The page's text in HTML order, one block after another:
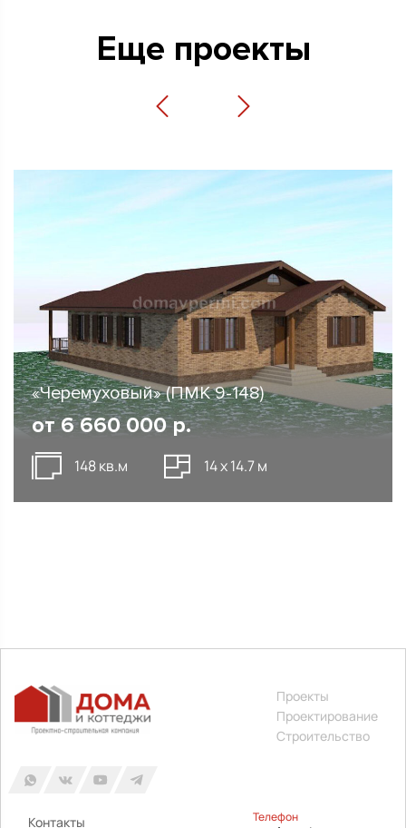
Еще проекты
«Тенистый» (ПМК 21-124)
от5 580 000р.
124 кв.м 8 х 10 м
Проекты
Проектирование
Строительство
Контакты Телефон